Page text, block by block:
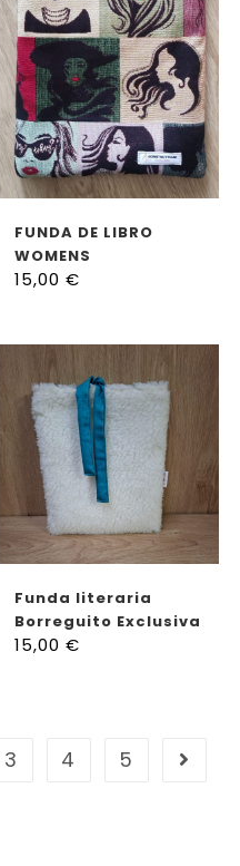
FUNDA DE LIBRO
WOMENS
15,00€
Funda literaria
Borreguito Exclusiva
15,00€
3 4 5